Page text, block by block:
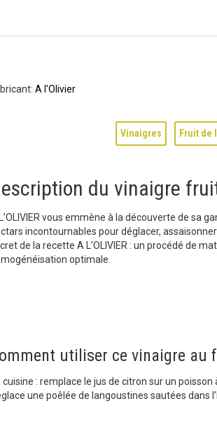
A l'Olivier
Vinaigres Fruit de
du vinaigre
vous emmène à la découverte de sa
incontournables pour déglacer,
de la recette A L’OLIVIER : un procédé de
optimale.
utiliser ce vinaigre au
cuisine : remplace le jus de citron sur un poisson
une poêlée de langoustines sautées dans